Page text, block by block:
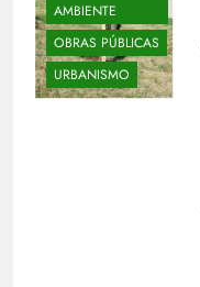
AMBIENTE
OBRAS PÚBLICAS
URBANISMO